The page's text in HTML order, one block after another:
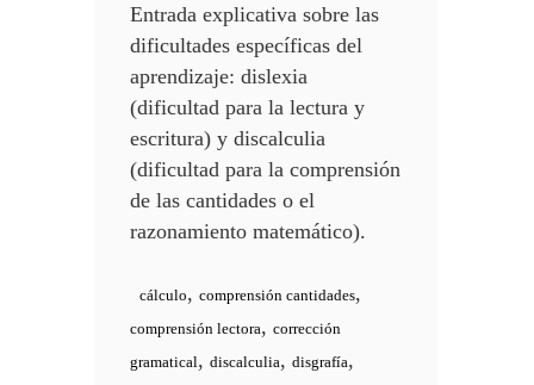
Entrada explicativa sobre las
dificultades específicas del
aprendizaje: dislexia
(dificultad para la lectura y
escritura) y discalculia
(dificultad para la comprensión
de las cantidades o el
razonamiento matemático).
cálculo, comprensión cantidades,
comprensión lectora, corrección
gramatical, discalculia, disgrafía,